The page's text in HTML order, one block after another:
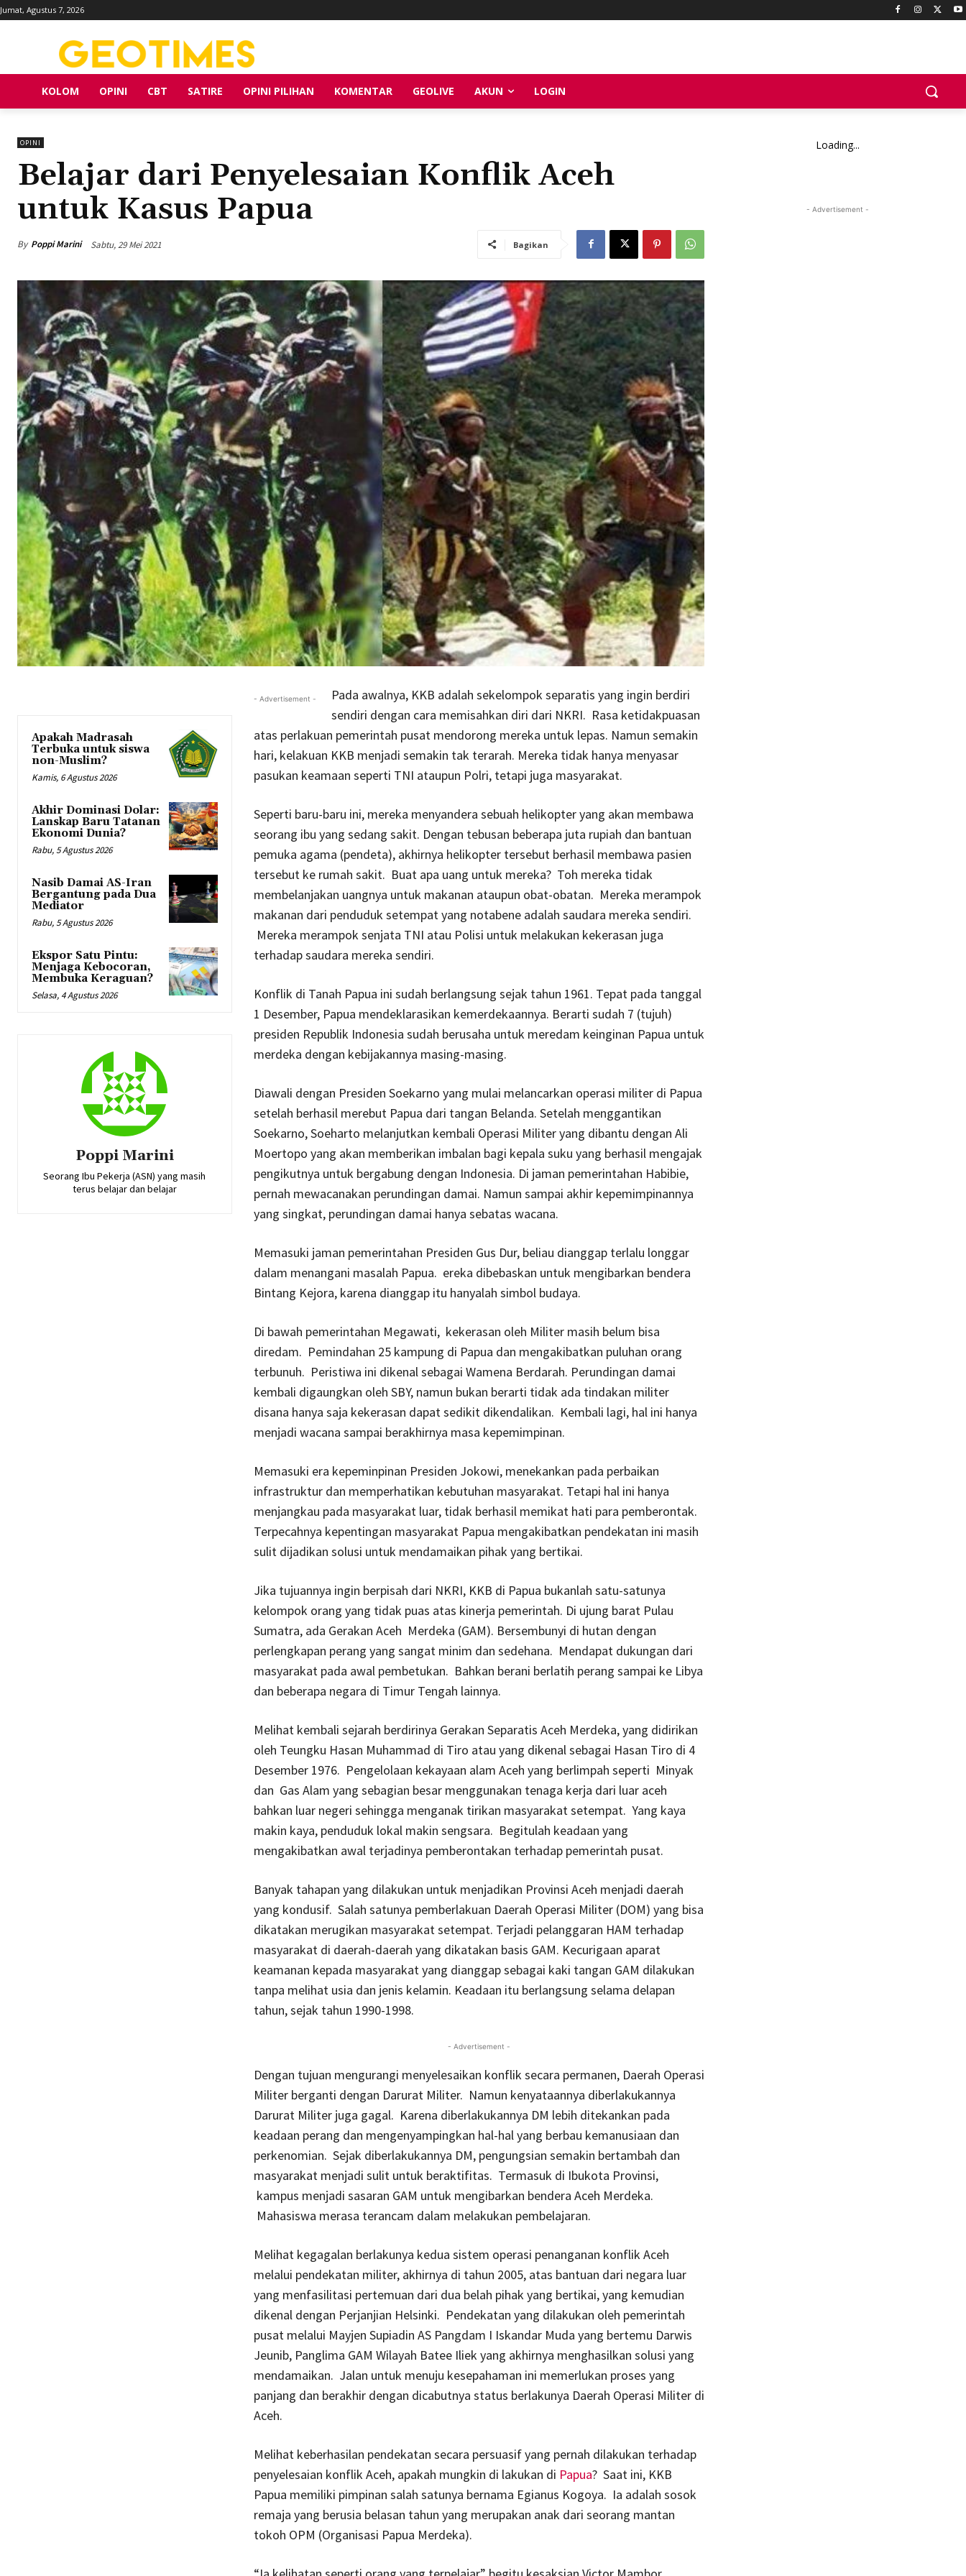
Jumat, Agustus 7, 2026
KOLOM OPINI CBT SATIRE OPINI PILIHAN KOMENTAR GEOLIVE AKUN LOGIN
OPINI
Belajar dari Penyelesaian Konflik Aceh
untuk Kasus Papua
By Poppi Marini Sabtu, 29 Mei 2021 Bagikan
Apakah Madrasah
Terbuka untuk siswa
non-Muslim?
Kamis, 6 Agustus 2026
Akhir Dominasi Dolar:
Lanskap Baru Tatanan
Ekonomi Dunia?
Rabu, 5 Agustus 2026
Nasib Damai AS-Iran
Bergantung pada Dua
Mediator
Rabu, 5 Agustus 2026
Ekspor Satu Pintu:
Menjaga Kebocoran,
Membuka Keraguan?
Selasa, 4 Agustus 2026
Poppi Marini
Seorang Ibu Pekerja (ASN) yang masih
terus belajar dan belajar
- Advertisement -
Pada awalnya, KKB adalah sekelompok separatis yang ingin berdiri
sendiri dengan cara memisahkan diri dari NKRI. Rasa ketidakpuasan
atas perlakuan pemerintah pusat mendorong mereka untuk lepas. Namun semakin
hari, kelakuan KKB menjadi semakin tak terarah. Mereka tidak hanya menyasar
pasukan keamaan seperti TNI ataupun Polri, tetapi juga masyarakat.
Seperti baru-baru ini, mereka menyandera sebuah helikopter yang akan membawa
seorang ibu yang sedang sakit. Dengan tebusan beberapa juta rupiah dan bantuan
pemuka agama (pendeta), akhirnya helikopter tersebut berhasil membawa pasien
tersebut ke rumah sakit. Buat apa uang untuk mereka? Toh mereka tidak
membelanjakan uangnya untuk makanan ataupun obat-obatan. Mereka merampok
makanan dari penduduk setempat yang notabene adalah saudara mereka sendiri.
Mereka merampok senjata TNI atau Polisi untuk melakukan kekerasan juga
terhadap saudara mereka sendiri.
Konflik di Tanah Papua ini sudah berlangsung sejak tahun 1961. Tepat pada tanggal
1 Desember, Papua mendeklarasikan kemerdekaannya. Berarti sudah 7 (tujuh)
presiden Republik Indonesia sudah berusaha untuk meredam keinginan Papua untuk
merdeka dengan kebijakannya masing-masing.
Diawali dengan Presiden Soekarno yang mulai melancarkan operasi militer di Papua
setelah berhasil merebut Papua dari tangan Belanda. Setelah menggantikan
Soekarno, Soeharto melanjutkan kembali Operasi Militer yang dibantu dengan Ali
Moertopo yang akan memberikan imbalan bagi kepala suku yang berhasil mengajak
pengikutnya untuk bergabung dengan Indonesia. Di jaman pemerintahan Habibie,
pernah mewacanakan perundingan damai. Namun sampai akhir kepemimpinannya
yang singkat, perundingan damai hanya sebatas wacana.
Memasuki jaman pemerintahan Presiden Gus Dur, beliau dianggap terlalu longgar
dalam menangani masalah Papua. ereka dibebaskan untuk mengibarkan bendera
Bintang Kejora, karena dianggap itu hanyalah simbol budaya.
Di bawah pemerintahan Megawati, kekerasan oleh Militer masih belum bisa
diredam. Pemindahan 25 kampung di Papua dan mengakibatkan puluhan orang
terbunuh. Peristiwa ini dikenal sebagai Wamena Berdarah. Perundingan damai
kembali digaungkan oleh SBY, namun bukan berarti tidak ada tindakan militer
disana hanya saja kekerasan dapat sedikit dikendalikan. Kembali lagi, hal ini hanya
menjadi wacana sampai berakhirnya masa kepemimpinan.
Memasuki era kepeminpinan Presiden Jokowi, menekankan pada perbaikan
infrastruktur dan memperhatikan kebutuhan masyarakat. Tetapi hal ini hanya
menjangkau pada masyarakat luar, tidak berhasil memikat hati para pemberontak.
Terpecahnya kepentingan masyarakat Papua mengakibatkan pendekatan ini masih
sulit dijadikan solusi untuk mendamaikan pihak yang bertikai.
Jika tujuannya ingin berpisah dari NKRI, KKB di Papua bukanlah satu-satunya
kelompok orang yang tidak puas atas kinerja pemerintah. Di ujung barat Pulau
Sumatra, ada Gerakan Aceh Merdeka (GAM). Bersembunyi di hutan dengan
perlengkapan perang yang sangat minim dan sedehana. Mendapat dukungan dari
masyarakat pada awal pembetukan. Bahkan berani berlatih perang sampai ke Libya
dan beberapa negara di Timur Tengah lainnya.
Melihat kembali sejarah berdirinya Gerakan Separatis Aceh Merdeka, yang didirikan
oleh Teungku Hasan Muhammad di Tiro atau yang dikenal sebagai Hasan Tiro di 4
Desember 1976. Pengelolaan kekayaan alam Aceh yang berlimpah seperti Minyak
dan Gas Alam yang sebagian besar menggunakan tenaga kerja dari luar aceh
bahkan luar negeri sehingga menganak tirikan masyarakat setempat. Yang kaya
makin kaya, penduduk lokal makin sengsara. Begitulah keadaan yang
mengakibatkan awal terjadinya pemberontakan terhadap pemerintah pusat.
Banyak tahapan yang dilakukan untuk menjadikan Provinsi Aceh menjadi daerah
yang kondusif. Salah satunya pemberlakuan Daerah Operasi Militer (DOM) yang bisa
dikatakan merugikan masyarakat setempat. Terjadi pelanggaran HAM terhadap
masyarakat di daerah-daerah yang dikatakan basis GAM. Kecurigaan aparat
keamanan kepada masyarakat yang dianggap sebagai kaki tangan GAM dilakukan
tanpa melihat usia dan jenis kelamin. Keadaan itu berlangsung selama delapan
tahun, sejak tahun 1990-1998.
- Advertisement -
Dengan tujuan mengurangi menyelesaikan konflik secara permanen, Daerah Operasi
Militer berganti dengan Darurat Militer. Namun kenyataannya diberlakukannya
Darurat Militer juga gagal. Karena diberlakukannya DM lebih ditekankan pada
keadaan perang dan mengenyampingkan hal-hal yang berbau kemanusiaan dan
perkenomian. Sejak diberlakukannya DM, pengungsian semakin bertambah dan
masyarakat menjadi sulit untuk beraktifitas. Termasuk di Ibukota Provinsi,
kampus menjadi sasaran GAM untuk mengibarkan bendera Aceh Merdeka.
Mahasiswa merasa terancam dalam melakukan pembelajaran.
Melihat kegagalan berlakunya kedua sistem operasi penanganan konflik Aceh
melalui pendekatan militer, akhirnya di tahun 2005, atas bantuan dari negara luar
yang menfasilitasi pertemuan dari dua belah pihak yang bertikai, yang kemudian
dikenal dengan Perjanjian Helsinki. Pendekatan yang dilakukan oleh pemerintah
pusat melalui Mayjen Supiadin AS Pangdam I Iskandar Muda yang bertemu Darwis
Jeunib, Panglima GAM Wilayah Batee Iliek yang akhirnya menghasilkan solusi yang
mendamaikan. Jalan untuk menuju kesepahaman ini memerlukan proses yang
panjang dan berakhir dengan dicabutnya status berlakunya Daerah Operasi Militer di
Aceh.
Melihat keberhasilan pendekatan secara persuasif yang pernah dilakukan terhadap
penyelesaian konflik Aceh, apakah mungkin di lakukan di Papua? Saat ini, KKB
Papua memiliki pimpinan salah satunya bernama Egianus Kogoya. Ia adalah sosok
remaja yang berusia belasan tahun yang merupakan anak dari seorang mantan
tokoh OPM (Organisasi Papua Merdeka).
Loading...
- Advertisement -